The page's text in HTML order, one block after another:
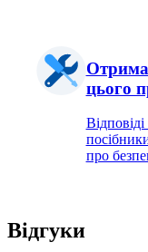
цього
про
Відгуки